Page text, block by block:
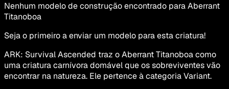
Nenhum modelo de construção encontrado para Aberrant
Titanoboa
Seja o primeiro a enviar um modelo para esta criatura!
ARK: Survival Ascended traz o Aberrant Titanoboa como
uma criatura carnívora domável que os sobreviventes vão
encontrar na natureza. Ele pertence à categoria Variant.